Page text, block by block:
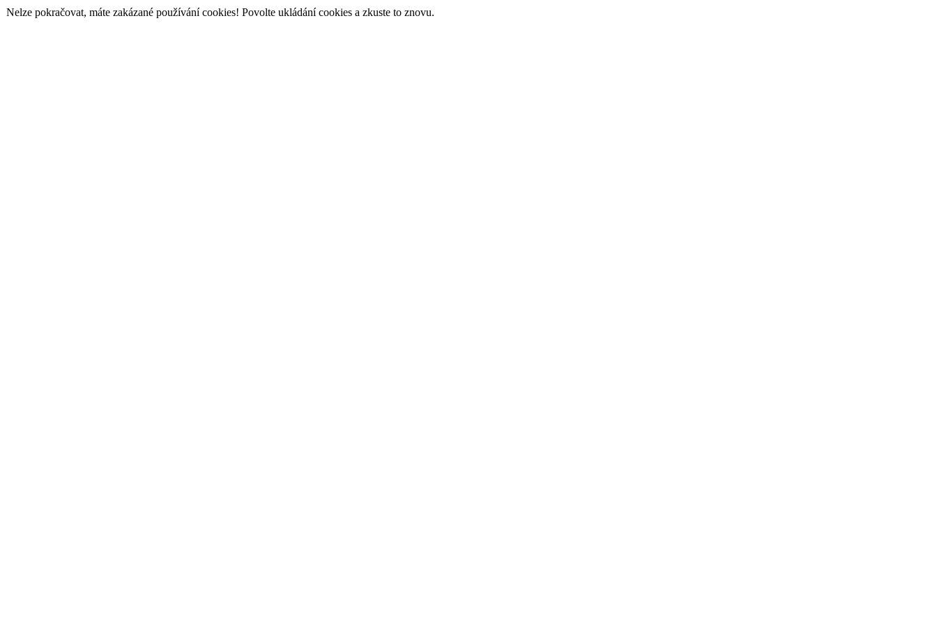
Nelze pokračovat, máte zakázané používání cookies! Povolte ukládání cookies a zkuste to znovu.